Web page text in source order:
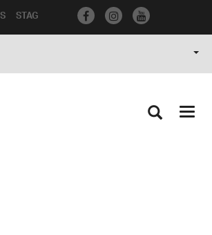
STAG